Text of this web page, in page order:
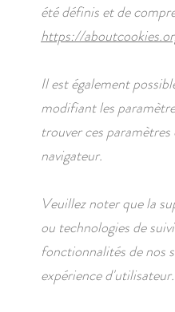
été définis et de
https://
Il est également
modifiant les
trouver ces
navigateur.
Veuillez noter que la
ou technologies de
fonctionnalités de nos
expérience d'utilisateur.